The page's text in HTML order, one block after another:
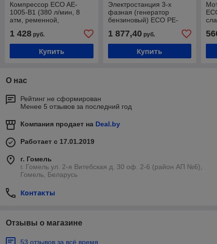
Компрессор ECO AE-
1005-B1 (380 л/мин, 8
атм, ременной,
масляный, ресив. 100 л,
220 В, 2.20 кВт)
1 428 руб.
Купить
Электростанция 3-х
фазная (генератор
бензиновый) ECO PE-
380/220 В, бак 25.0 л, вес
73 кг)
1 877,40руб.
Купить
О нас
Рейтинг не сформирован
Менее 5 отзывов за последний год
Компания продает на Deal.by
Работает с 17.01.2019
г. Гомель
г. Гомель ул. 2-я Витебская д. 30 оф. 2-6 (район АП №6),
Гомель, Беларусь
Контакты
Отзывы о магазине
53 отзывов за всё время